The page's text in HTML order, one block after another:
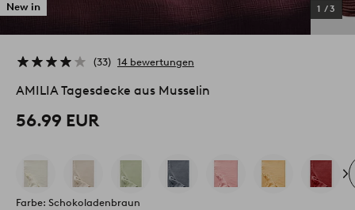
New in 1 /3
33 14 bewertungen
AMILIA Tagesdecke aus Musselin
56.99 EUR
Farbe: Schokoladenbraun